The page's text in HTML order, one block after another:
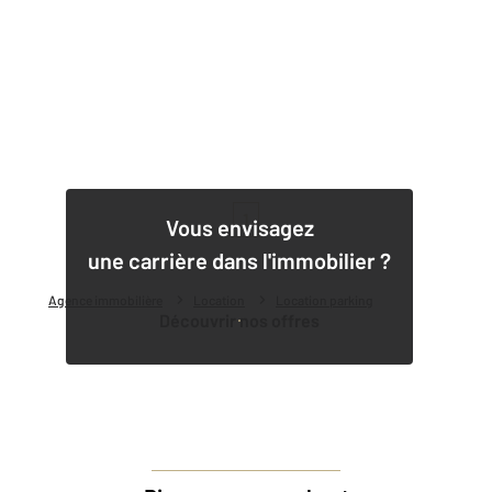
Agence immobilière
Vous envisagez
une carrière dans l'immobilier ?
Découvrir nos offres
1